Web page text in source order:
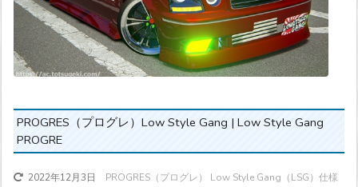
PROGRES（プログレ）Low Style Gang | Low Style Gang
PROGRE
2022年12月3日
PROGRES（プログレ） Low Style Gang（LSG）仕様